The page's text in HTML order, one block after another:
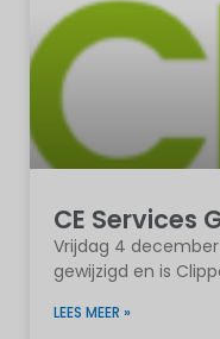
CE Services
Vrijdag 4
gewijzigd en is
LEES MEER »